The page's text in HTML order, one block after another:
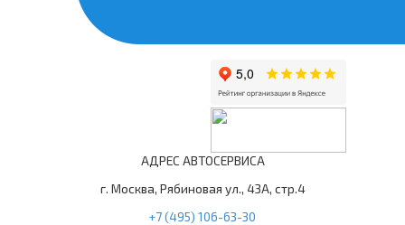
АДРЕС АВТОСЕРВИСА
г. Москва, Рябиновая ул., 43А, стр.4
+7 (495) 106-63-30